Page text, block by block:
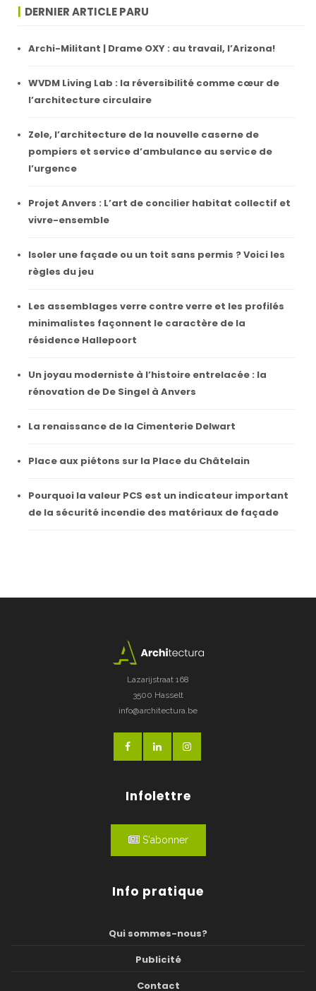
DERNIER ARTICLE PARU
Archi-Militant | Drame OXY : au travail, l’Arizona!
WVDM Living Lab : la réversibilité comme cœur de
l’architecture circulaire
Zele, l’architecture de la nouvelle caserne de
pompiers et service d’ambulance au service de
l’urgence
Projet Anvers : L’art de concilier habitat collectif et
vivre-ensemble
Isoler une façade ou un toit sans permis ? Voici les
règles du jeu
Les assemblages verre contre verre et les profilés
minimalistes façonnent le caractère de la
résidence Hallepoort
Un joyau moderniste à l’histoire entrelacée : la
rénovation de De Singel à Anvers
La renaissance de la Cimenterie Delwart
Place aux piétons sur la Place du Châtelain
Pourquoi la valeur PCS est un indicateur important
de la sécurité incendie des matériaux de façade
Lazarijstraat 168
3500 Hasselt
info@architectura.be
Infolettre
S'abonner
Info pratique
Qui sommes-nous?
Publicité
Contact